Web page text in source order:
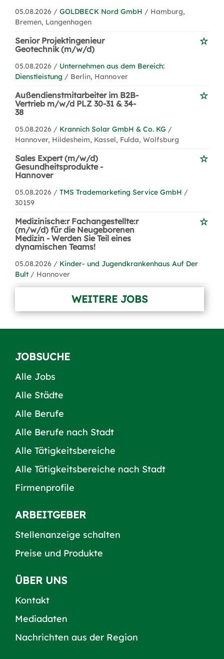
05.08.2026 / GOLDBECK Nord GmbH / Hamburg,
Bremen, Langenhagen
Senior Projektingenieur
Geotechnik (m/w/d)
05.08.2026 / Unternehmen aus dem Bereich:
Dienstleistung / Berlin, Hannover
Außendienstmitarbeiter im B2B-
Vertrieb m/w/d PLZ 30-31 & 34-
38
05.08.2026 / Krannich Solar GmbH & Co. KG /
Hannover, Hildesheim, Kassel, Fulda, Wolfsburg
Sales Expert (m/w/d)
Gesundheitsprodukte -
Hannover
05.08.2026 / TMS Trademarketing Service GmbH /
30159
Medizinische:r Fachangestellte:r
(m/w/d) für die Neugeborenen
Medizin - Werden Sie Teil eines
dynamischen Teams!
05.08.2026 / Kinder- und Jugendkrankenhaus Auf Der
Bult / Hannover
WEITERE JOBS
JOBSUCHE
Alle Jobs
Alle Städte
Alle Berufe
Alle Berufe nach Stadt
Alle Tätigkeitsbereiche
Alle Tätigkeitsbereiche nach Stadt
Firmenprofile
ARBEITGEBER
Stellenanzeige schalten
Preise und Produkte
ÜBER UNS
Kontakt
Mediadaten
Nachrichten aus der Region